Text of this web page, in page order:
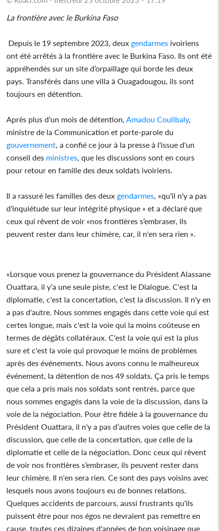
La frontière avec le Burkina Faso
Depuis le 19 septembre 2023, deux gendarmes ivoiriens
ont été arrêtés à la frontière avec le Burkina Faso. Ils ont été
appréhendés sur un site d’orpaillage qui borde les deux
pays. Transférés dans une villa à Ouagadougou, ils sont
toujours en détention.
Après plus d'un mois de détention, Amadou Coulibaly,
ministre de la Communication et porte-parole du
gouvernement , a confié ce jour à la presse à l'issue d'un
conseil des ministres , que les discussions sont en cours
pour retour en famille des deux soldats ivoiriens.
Il a rassuré les familles des deux gendarmes , «qu'il n'y a pas
d'inquiétude sur leur intégrité physique » et a déclaré que
ceux qui rêvent de voir «nos frontières s’embraser, ils
peuvent rester dans leur chimère, car, il n'en sera rien ».
«Lorsque vous prenez la gouvernance du Président Alassane
Ouattara, il y’a une seule piste, c'est le Dialogue. C'est la
diplomatie, c'est la concertation, c'est la discussion. Il n'y en
a pas d'autre. Nous sommes engagés dans cette voie qui est
certes longue, mais c'est la voie qui la moins coûteuse en
termes de dégâts collatéraux. C'est la voie qui est la plus
sure et c'est la voie qui provoque le moins de problèmes
après des événements. Nous avons connu le malheureux
événement, la détention de nos 49 soldats. Ça pris le temps
que cela a pris mais nos soldats sont rentrés, parce que
nous sommes engagés dans la voie de la discussion, dans la
voie de la négociation. Pour être fidèle à la gouvernance du
Président Ouattara, il n'y a pas d’autres voies que celle de la
discussion, que celle de la concertation, que celle de la
diplomatie et celle de la négociation. Donc ceux qui rêvent
de voir nos frontières s’embraser, ils peuvent rester dans
leur chimère. Il n'en sera rien. Ce sont des pays voisins avec
lesquels nous avons toujours eu de bonnes relations.
Quelques accidents de parcours, aussi frustrants qu'ils
puissent être pour nos égos ne devraient pas remettre en
cause, toutes ces dizaines d'années de bon voisinage que